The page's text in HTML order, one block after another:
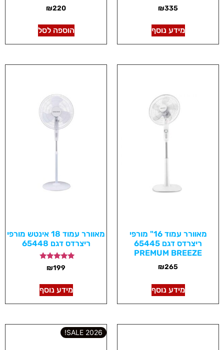
₪335
מידע נוסף
₪220
הוספה לסל
מאוורר עמוד 16" מורפי
ריצרדס דגם 65445
PREMUM BREEZE
₪265
מידע נוסף
מאוורר עמוד 18 אינטש מורפי
ריצרדס דגם 65448
דורג
5.00
₪199
מידע נוסף
2026 SALE!